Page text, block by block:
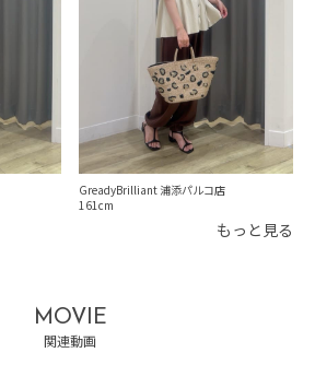
GreadyBrilliant 浦添パルコ店
161
もっと見る
MOVIE
関連動画